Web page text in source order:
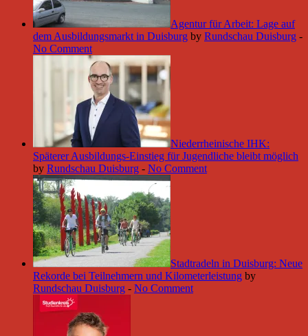
Agentur für Arbeit: Lage auf
dem Ausbildungsmarkt in Duisburg by Rundschau Duisburg -
No Comment
Niederrheinische IHK:
Späterer Ausbildungs-Einstieg für Jugendliche bleibt möglich
by Rundschau Duisburg - No Comment
Stadtradeln in Duisburg: Neue
Rekorde bei Teilnehmern und Kilometerleistung by
Rundschau Duisburg - No Comment